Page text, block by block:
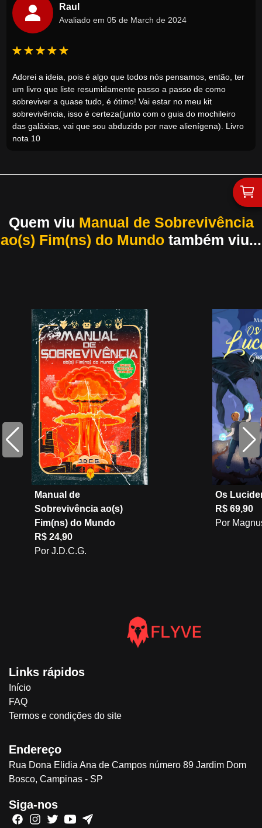
Raul
Avaliado em 05 de March de 2024
Adorei a ideia, pois é algo que todos nós pensamos, então, ter
um livro que liste resumidamente passo a passo de como
sobreviver a quase tudo, é ótimo! Vai estar no meu kit
sobrevivência, isso é certeza(junto com o guia do mochileiro
das galáxias, vai que sou abduzido por nave alienígena). Livro
nota 10
Quem viu Manual de Sobrevivência
ao(s) Fim(ns) do Mundo também viu...
Manual de
Sobrevivência ao(s)
Fim(ns) do Mundo
R$ 24,90
Por J.D.C.G.
Os
R$ 69,90
Por
Links rápidos
Início
FAQ
Termos e condições do site
Endereço
Rua Dona Elidia Ana de Campos número 89 Jardim Dom
Bosco, Campinas - SP
Siga-nos